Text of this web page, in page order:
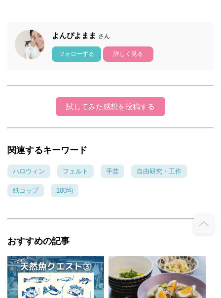
よんぴよまま さん
フォローする 詳しく見る
試してみた感想を投稿する
関連するキーワード
ハロウィン フェルト 手芸 自由研究・工作
紙コップ 100均
おすすめの記事